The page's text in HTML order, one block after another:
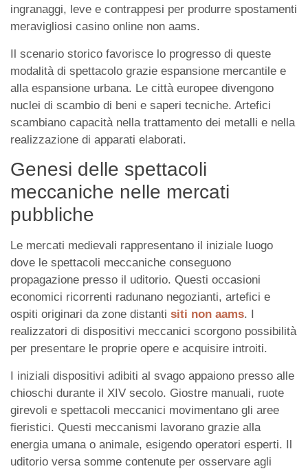
ingranaggi, leve e contrappesi per produrre spostamenti
meravigliosi casino online non aams.
Il scenario storico favorisce lo progresso di queste
modalità di spettacolo grazie espansione mercantile e
alla espansione urbana. Le città europee divengono
nuclei di scambio di beni e saperi tecniche. Artefici
scambiano capacità nella trattamento dei metalli e nella
realizzazione di apparati elaborati.
Genesi delle spettacoli
meccaniche nelle mercati
pubbliche
Le mercati medievali rappresentano il iniziale luogo
dove le spettacoli meccaniche conseguono
propagazione presso il uditorio. Questi occasioni
economici ricorrenti radunano negozianti, artefici e
ospiti originari da zone distanti siti non aams. I
realizzatori di dispositivi meccanici scorgono possibilità
per presentare le proprie opere e acquisire introiti.
I iniziali dispositivi adibiti al svago appaiono presso alle
chioschi durante il XIV secolo. Giostre manuali, ruote
girevoli e spettacoli meccanici movimentano gli aree
fieristici. Questi meccanismi lavorano grazie alla
energia umana o animale, esigendo operatori esperti. Il
uditorio versa somme contenute per osservare agli